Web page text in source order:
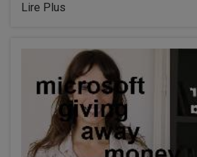
Lire Plus